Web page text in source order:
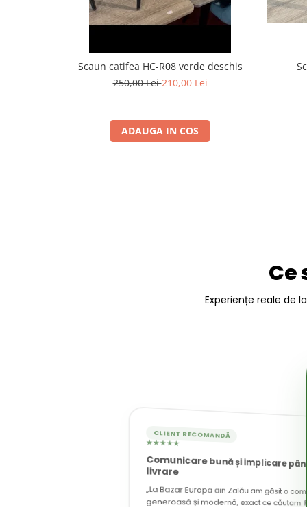
Scaun catifea HC-R08 verde deschis
250,00 Lei210,00 Lei
ADAUGA IN COS
Ce
Experiențe reale de
CLIENT RECOMANDĂ
★★★★★
Comunicare bună și implicare
livrare
„La Bazar Europa din Zalău am găsit o
generoasă și modernă, exact ce căutam.